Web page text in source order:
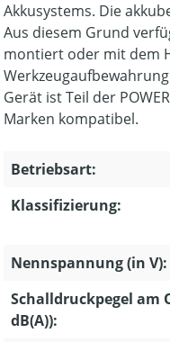
Akkusystems. Die
Aus diesem Grund
montiert oder mit dem
Gerät ist Teil der
Marken kompatibel.
Betriebsart:
Klassifizierung:
Nennspannung (in V):
Schalldruckpegel am
dB(A)):